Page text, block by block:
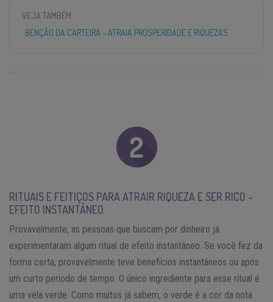
VEJA TAMBÉM
BENÇÃO DA CARTEIRA – ATRAIA PROSPERIDADE E RIQUEZAS
RITUAIS E FEITIÇOS PARA ATRAIR RIQUEZA E SER RICO –
EFEITO INSTANTÂNEO
Provavelmente, as pessoas que buscam por dinheiro já
experimentaram algum ritual de efeito instantâneo. Se você fez da
forma certa, provavelmente teve benefícios instantâneos ou após
um curto período de tempo. O único ingrediente para esse ritual é
uma vela verde. Como muitos já sabem, o verde é a cor da nota